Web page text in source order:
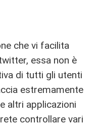
che vi facilita
essa non è
di tutti gli utenti
estremamente
altri applicazioni
controllare vari